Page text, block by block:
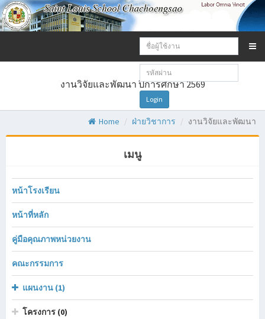
Email
address:
Password:
Login
งานวิจัยและพัฒนา ปีการศึกษา 2569
Home ฝ่ายวิชาการ งานวิจัยและพัฒนา
เมนู
หน้าโรงเรียน
หน้าที่หลัก
คู่มือคุณภาพหน่วยงาน
คณะกรรมการ
แผนงาน (1)
โครงการ (0)